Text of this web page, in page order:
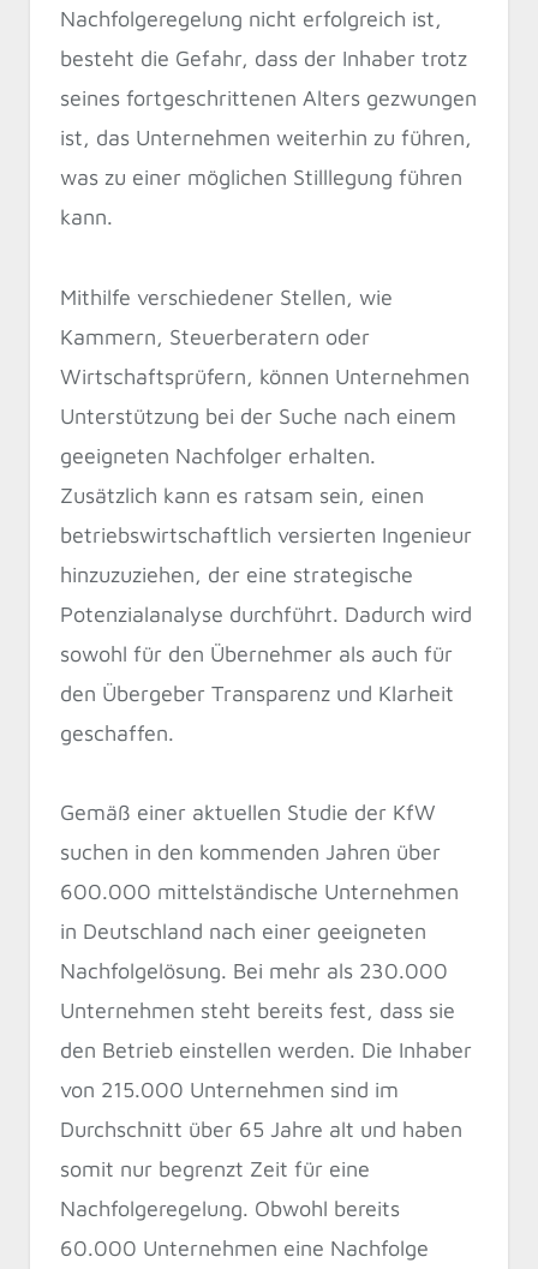
Nachfolgeregelung nicht erfolgreich ist,
besteht die Gefahr, dass der Inhaber trotz
seines fortgeschrittenen Alters gezwungen
ist, das Unternehmen weiterhin zu führen,
was zu einer möglichen Stilllegung führen
kann.
Mithilfe verschiedener Stellen, wie
Kammern, Steuerberatern oder
Wirtschaftsprüfern, können Unternehmen
Unterstützung bei der Suche nach einem
geeigneten Nachfolger erhalten.
Zusätzlich kann es ratsam sein, einen
betriebswirtschaftlich versierten Ingenieur
hinzuzuziehen, der eine strategische
Potenzialanalyse durchführt. Dadurch wird
sowohl für den Übernehmer als auch für
den Übergeber Transparenz und Klarheit
geschaffen.
Gemäß einer aktuellen Studie der KfW
suchen in den kommenden Jahren über
600.000 mittelständische Unternehmen
in Deutschland nach einer geeigneten
Nachfolgelösung. Bei mehr als 230.000
Unternehmen steht bereits fest, dass sie
den Betrieb einstellen werden. Die Inhaber
von 215.000 Unternehmen sind im
Durchschnitt über 65 Jahre alt und haben
somit nur begrenzt Zeit für eine
Nachfolgeregelung. Obwohl bereits
60.000 Unternehmen eine Nachfolge